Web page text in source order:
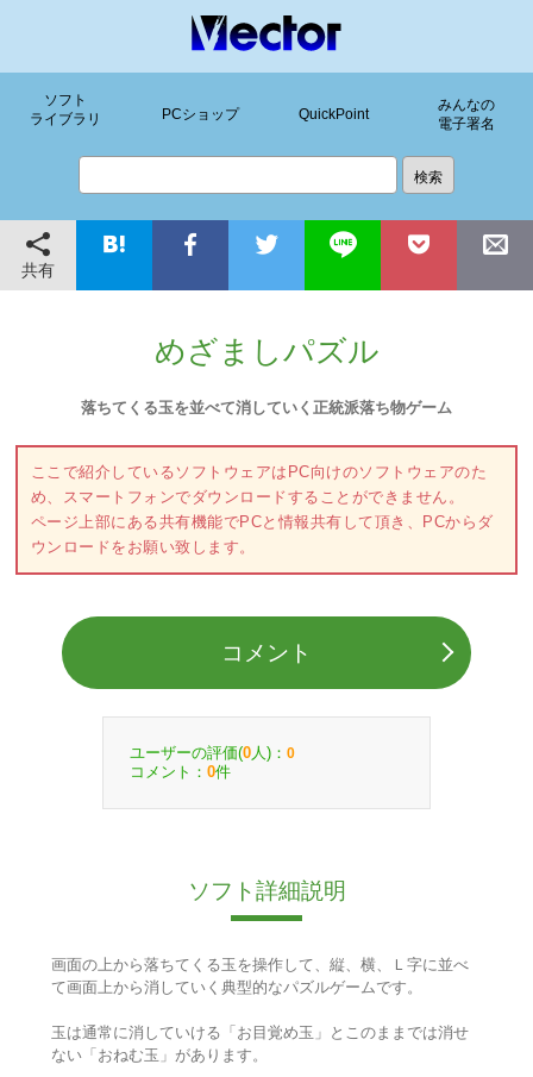
ソフト
ライブラリ
PCショップ QuickPoint
みんなの
電子署名
共有
めざましパズル
落ちてくる玉を並べて消していく正統派落ち物ゲーム
ここで紹介しているソフトウェアはPC向けのソフトウェアのた
め、スマートフォンでダウンロードすることができません。
ページ上部にある共有機能でPCと情報共有して頂き、PCからダ
ウンロードをお願い致します。
コメント
ユーザーの評価(0 人)： 0
コメント： 0件
ソフト詳細説明
画面の上から落ちてくる玉を操作して、縦、横、Ｌ字に並べ
て画面上から消していく典型的なパズルゲームです。
玉は通常に消していける「お目覚め玉」とこのままでは消せ
ない「おねむ玉」があります。